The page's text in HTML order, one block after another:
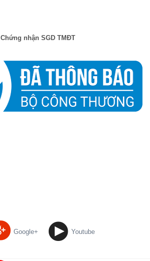
Chứng nhận SGD TMĐT
Google+ Youtube